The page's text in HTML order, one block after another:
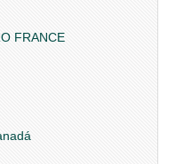
FRANCE